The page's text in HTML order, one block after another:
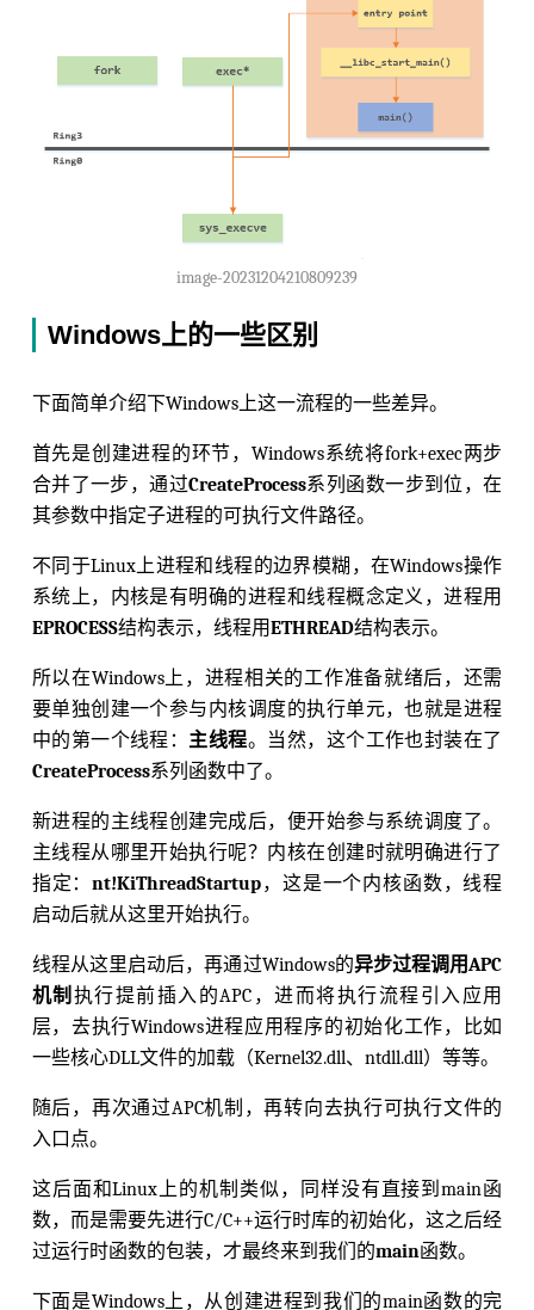
image-20231204210809239
Windows上的一些区别
下面简单介绍下Windows上这一流程的一些差异。
首先是创建进程的环节，Windows系统将fork+exec两步
合并了一步，通过CreateProcess系列函数一步到位，在
其参数中指定子进程的可执行文件路径。
不同于Linux上进程和线程的边界模糊，在Windows操作
系统上，内核是有明确的进程和线程概念定义，进程用
EPROCESS结构表示，线程用ETHREAD结构表示。
所以在Windows上，进程相关的工作准备就绪后，还需
要单独创建一个参与内核调度的执行单元，也就是进程
中的第一个线程： 主线程。当然，这个工作也封装在了
CreateProcess系列函数中了。
新进程的主线程创建完成后，便开始参与系统调度了。
主线程从哪里开始执行呢？内核在创建时就明确进行了
指定：nt!KiThreadStartup，这是一个内核函数，线程
启动后就从这里开始执行。
线程从这里启动后，再通过Windows的异步过程调用APC
机制 执行提前插入的APC，进而将执行流程引入应用
层，去执行Windows进程应用程序的初始化工作，比如
一些核心DLL文件的加载（Kernel32.dll、ntdll.dll）等等。
随后，再次通过APC机制，再转向去执行可执行文件的
入口点。
这后面和Linux上的机制类似，同样没有直接到main函
数，而是需要先进行C/C++运行时库的初始化，这之后经
过运行时函数的包装，才最终来到我们的main函数。
下面是Windows上，从创建进程到我们的main函数的完